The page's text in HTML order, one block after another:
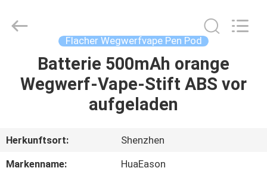
HAUS
VIDEOS
Copyright
huaeason.com.
Reserved.
Flacher Wegwerfvape Pen Pod
Batterie 500mAh orange
Wegwerf-Vape-Stift ABS vor
aufgeladen
Herkunftsort:
Shenzhen
Markenname:
HuaEason